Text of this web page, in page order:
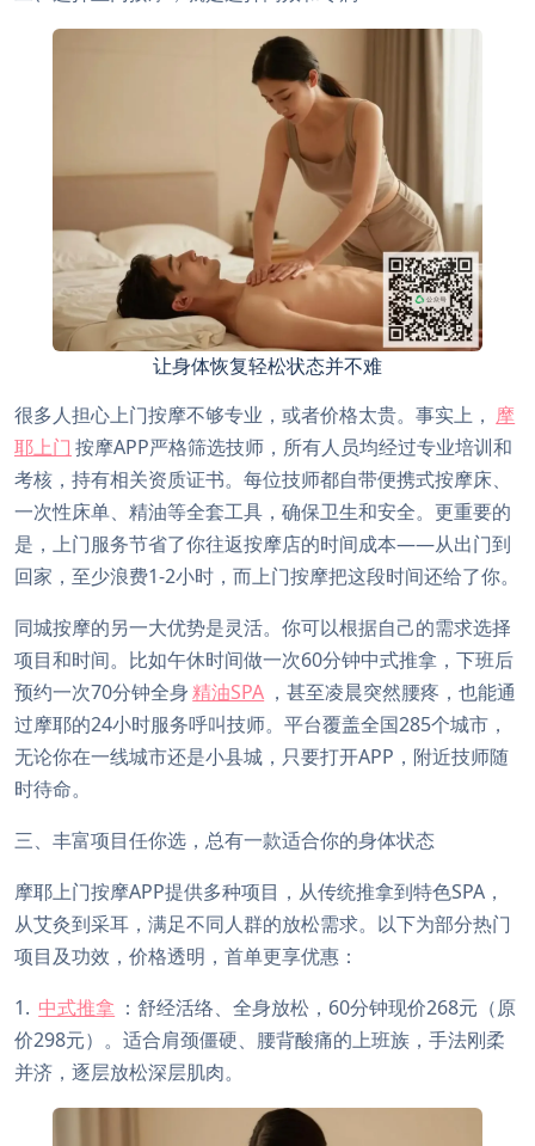
让身体恢复轻松状态并不难
很多人担心上门按摩不够专业，或者价格太贵。事实上， 摩
耶上门 按摩APP严格筛选技师，所有人员均经过专业培训和
考核，持有相关资质证书。每位技师都自带便携式按摩床、
一次性床单、精油等全套工具，确保卫生和安全。更重要的
是，上门服务节省了你往返按摩店的时间成本——从出门到
回家，至少浪费1-2小时，而上门按摩把这段时间还给了你。
同城按摩的另一大优势是灵活。你可以根据自己的需求选择
项目和时间。比如午休时间做一次60分钟中式推拿，下班后
预约一次70分钟全身精油SPA ，甚至凌晨突然腰疼，也能通
过摩耶的24小时服务呼叫技师。平台覆盖全国285个城市，
无论你在一线城市还是小县城，只要打开APP，附近技师随
时待命。
三、丰富项目任你选，总有一款适合你的身体状态
摩耶上门按摩APP提供多种项目，从传统推拿到特色SPA，
从艾灸到采耳，满足不同人群的放松需求。以下为部分热门
项目及功效，价格透明，首单更享优惠：
1. 中式推拿 ：舒经活络、全身放松，60分钟现价268元（原
价298元）。适合肩颈僵硬、腰背酸痛的上班族，手法刚柔
并济，逐层放松深层肌肉。